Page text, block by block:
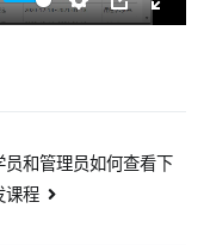
Settings
PIP
Enter
员和管理员如何查看下
课程